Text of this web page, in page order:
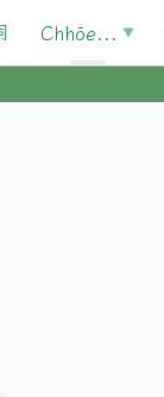
Chhōe...